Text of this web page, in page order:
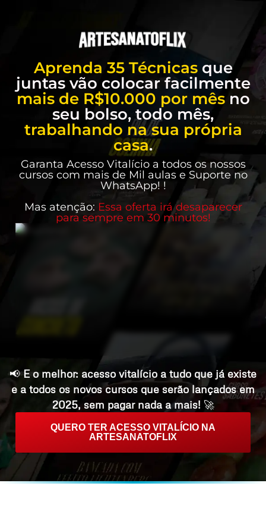
Aprenda 35 Técnicasque
juntas vão colocar facilmente
mais de R$10.000 por mêsno
seu bolso, todo mês,
trabalhando na sua própria
casa.
Garanta Acesso Vitalício a todos os nossos
cursos com mais de Mil aulas e Suporte no
WhatsApp! !
Mas atenção: Essa oferta irá desaparecer
para sempre em 30 minutos!
📢E o melhor: acesso vitalício a tudo que já existe
e a todos os novos cursos que serão lançados em
2025, sem pagar nada a mais! 🚀
QUERO TER ACESSO VITALÍCIO NA
ARTESANATOFLIX